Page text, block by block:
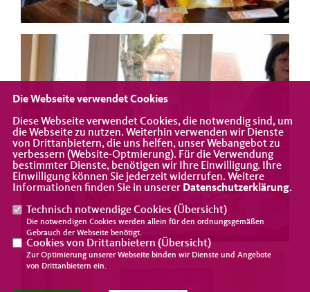
Die Webseite verwendet Cookies
Diese Webseite verwendet Cookies, die notwendig sind, um
die Webseite zu nutzen. Weiterhin verwenden wir Dienste
von Drittanbietern, die uns helfen, unser Webangebot zu
verbessern (Website-Optmierung). Für die Verwendung
bestimmter Dienste, benötigen wir Ihre Einwilligung. Ihre
Einwilligung können Sie jederzeit widerrufen. Weitere
Informationen finden Sie in unserer Datenschutzerklärung.
Technisch notwendige Cookies (Übersicht)
Die notwendigen Cookies werden allein für den ordnungsgemäßen
Gebrauch der Webseite benötigt.
Cookies von Drittanbietern (Übersicht)
Zur Optimierung unserer Webseite binden wir Dienste und Angebote
von Drittanbietern ein.